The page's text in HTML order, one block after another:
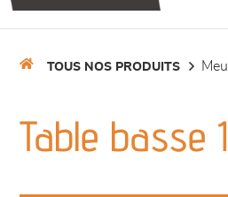
TOUS NOS PRODUITS
Table basse